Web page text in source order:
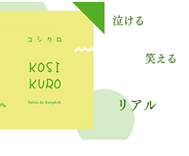
笑える
泣ける
​リアル